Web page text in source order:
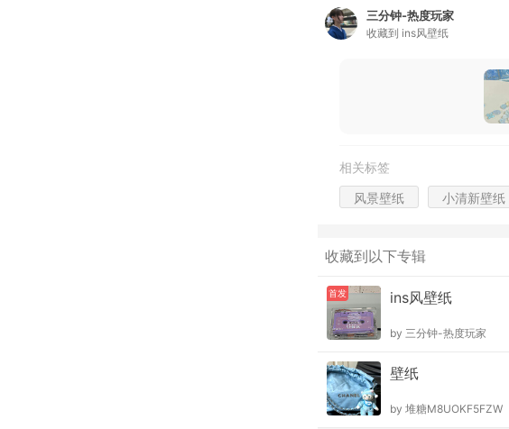
三分钟-热度玩家
收藏到 ins风壁纸
相关标签
风景壁纸 小清新壁纸
收藏到以下专辑
首发 ins风壁纸
by 三分钟-热度玩家
壁纸
by 堆糖M8UOKF5FZW